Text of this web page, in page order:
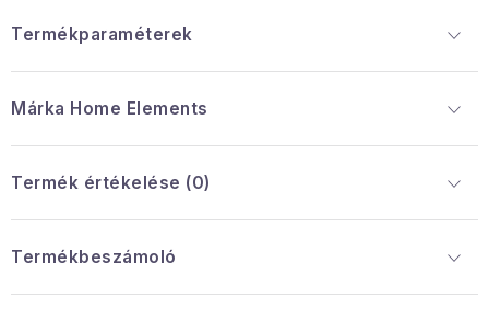
Termékparaméterek
Márka Home Elements
Termék értékelése (0)
Termékbeszámoló